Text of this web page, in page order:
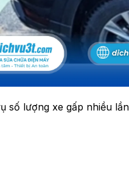
số lượng xe gấp nhiều